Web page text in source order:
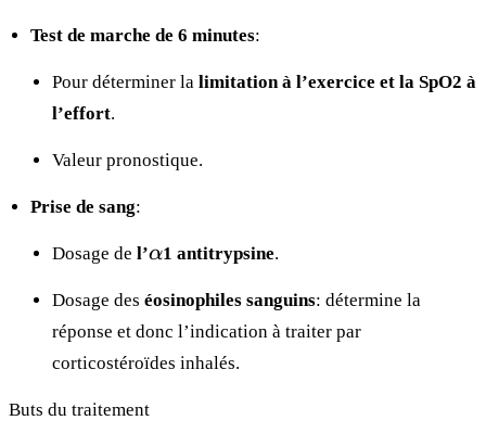
Test de marche de 6 minutes:
Pour déterminer la limitation à l’exercice et la SpO2 à
l’effort.
Valeur pronostique.
Prise de sang:
Dosage de l’\alpha
α1 antitrypsine.
Dosage des éosinophiles sanguins: détermine la
réponse et donc l’indication à traiter par
corticostéroïdes inhalés.
Buts du traitement